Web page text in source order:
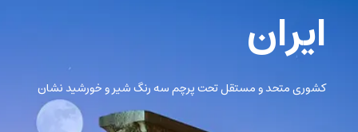
ایران
کشوری متحد و مستقل تحت پرچم سه رنگ شیر و خورشید نشان